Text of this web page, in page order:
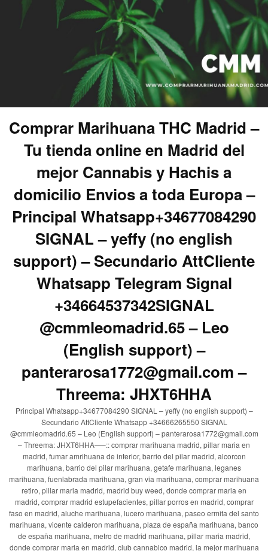
Comprar Marihuana THC Madrid –
Tu tienda online en Madrid del
mejor Cannabis y Hachis a
domicilio Envios a toda Europa –
Principal Whatsapp+34677084290
SIGNAL – yeffy (no english
support) – Secundario AttCliente
Whatsapp Telegram Signal
+34664537342SIGNAL
@cmmleomadrid.65 – Leo
(English support) –
panterarosa1772@gmail.com –
Threema: JHXT6HHA
Principal Whatsapp+34677084290 SIGNAL – yeffy (no english support) –
Secundario AttCliente Whatsapp +34666265550 SIGNAL
@cmmleomadrid.65 – Leo (English support) – panterarosa1772@gmail.com
– Threema: JHXT6HHA—–:: comprar marihuana madrid, pillar maria en
madrid, fumar amrihuana de interior, barrio del pilar madrid, alcorcon
marihuana, barrio del pilar marihuana, getafe marihuana, leganes
marihuana, fuenlabrada marihuana, gran via marihuana, comprar marihuana
retiro, pillar maria madrid, madrid buy weed, donde comprar maria en
madrid, comprar madrid estupefacientes, pillar porros en madrid, comprar
faso en madrid, aluche marihuana, lucero marihuana, paseo ermita del santo
marihuana, vicente calderon marihuana, plaza de españa marihuana, banco
de españa marihuana, metro de madrid marihuana, pillar maria madrid,
donde comprar maria en madrid, club cannabico madrid, la mejor marihuana